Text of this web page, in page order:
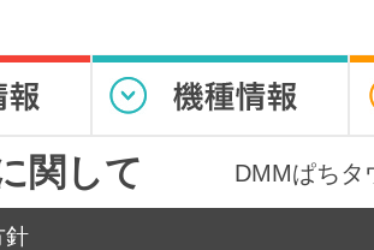
関して DMMぱちタ
針